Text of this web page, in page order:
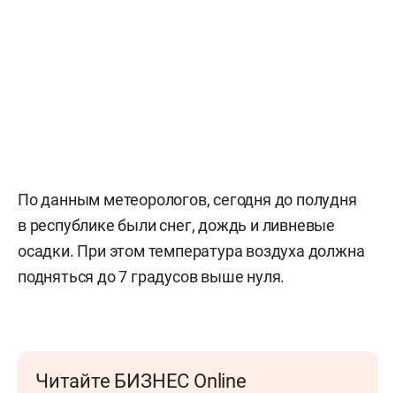
По данным метеорологов, сегодня до полудня
в республике были снег, дождь и ливневые
осадки. При этом температура воздуха должна
подняться до 7 градусов выше нуля.
Читайте БИЗНЕС Online